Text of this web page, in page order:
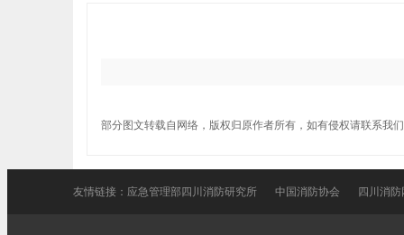
部分图文转载自网络，版权归原作者所有，如有侵权请联系我
友情链接： 应急管理部四川消防研究所 中国消防协会 四川消防